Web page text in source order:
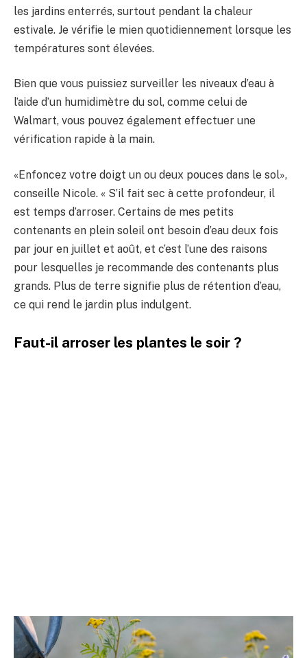
les jardins enterrés, surtout pendant la chaleur
estivale. Je vérifie le mien quotidiennement lorsque les
températures sont élevées.
Bien que vous puissiez surveiller les niveaux d’eau à
l’aide d’un humidimètre du sol, comme celui de
Walmart, vous pouvez également effectuer une
vérification rapide à la main.
«Enfoncez votre doigt un ou deux pouces dans le sol»,
conseille Nicole. « S’il fait sec à cette profondeur, il
est temps d’arroser. Certains de mes petits
contenants en plein soleil ont besoin d’eau deux fois
par jour en juillet et août, et c’est l’une des raisons
pour lesquelles je recommande des contenants plus
grands. Plus de terre signifie plus de rétention d’eau,
ce qui rend le jardin plus indulgent.
Faut-il arroser les plantes le soir ?